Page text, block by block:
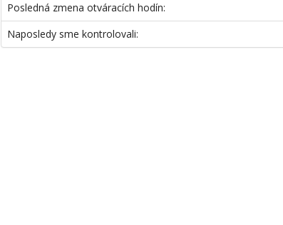
Posledná zmena otváracích hodín:
Naposledy sme kontrolovali: